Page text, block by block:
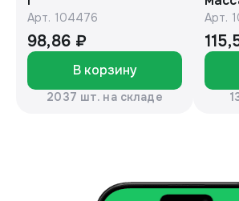
Арт. 104476
98,86 ₽
В корзину
2037 шт. на складе
с
50г.
Арт.